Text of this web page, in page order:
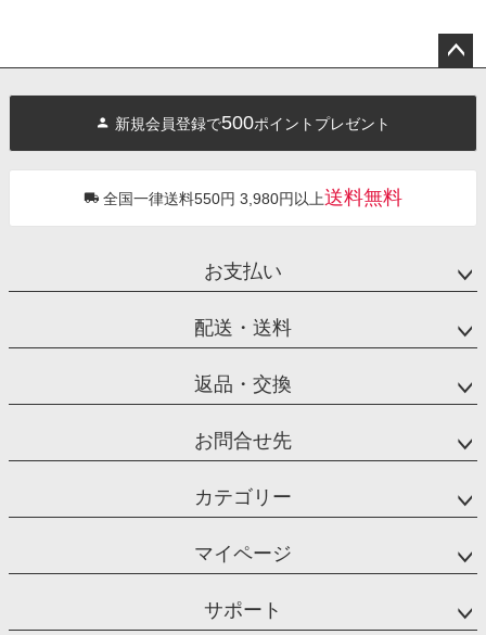
へ
新規会員登録で500ポイントプレゼント
全国一律送料550円 3,980円以上送料無料
お支払い
配送・送料
返品・交換
お問合せ先
カテゴリー
マイページ
サポート